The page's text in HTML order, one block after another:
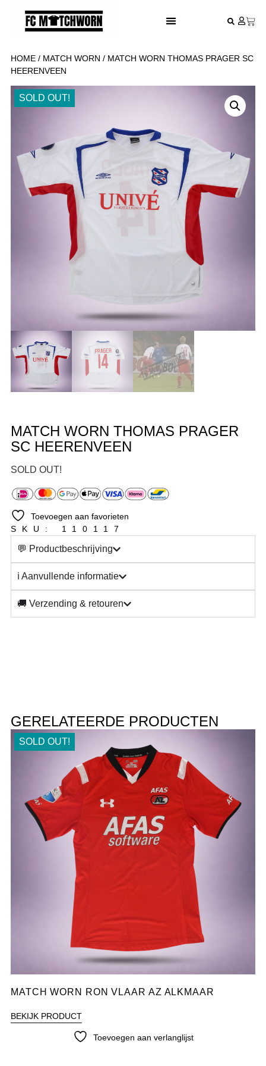
HOME/ MATCH WORN / MATCH WORN THOMAS PRAGER SC
HEERENVEEN
SOLD OUT!
MATCH WORN THOMAS PRAGER
SC HEERENVEEN
SOLD OUT!
Toevoegen aan favorieten
SKU: 110117
💬 Productbeschrijving
ℹ️ Aanvullende informatie
🚚 Verzending & retouren
GERELATEERDE PRODUCTEN
SOLD OUT!
MATCH WORN RON VLAAR AZ ALKMAAR
BEKIJK PRODUCT
Toevoegen aan verlanglijst